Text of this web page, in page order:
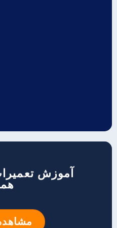
آموزش